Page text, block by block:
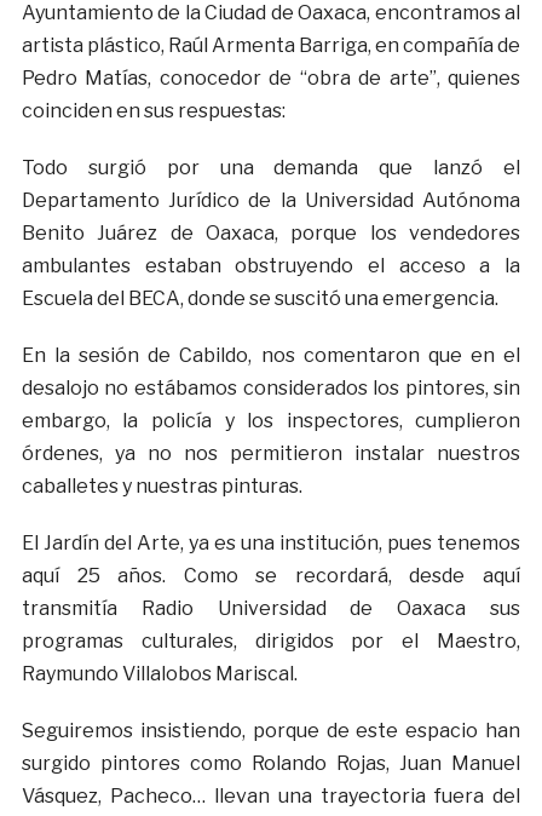
Ayuntamiento de la Ciudad de Oaxaca, encontramos al
artista plástico, Raúl Armenta Barriga, en compañía de
Pedro Matías, conocedor de “obra de arte”, quienes
coinciden en sus respuestas:
Todo surgió por una demanda que lanzó el
Departamento Jurídico de la Universidad Autónoma
Benito Juárez de Oaxaca, porque los vendedores
ambulantes estaban obstruyendo el acceso a la
Escuela del BECA, donde se suscitó una emergencia.
En la sesión de Cabildo, nos comentaron que en el
desalojo no estábamos considerados los pintores, sin
embargo, la policía y los inspectores, cumplieron
órdenes, ya no nos permitieron instalar nuestros
caballetes y nuestras pinturas.
El Jardín del Arte, ya es una institución, pues tenemos
aquí 25 años. Como se recordará, desde aquí
transmitía Radio Universidad de Oaxaca sus
programas culturales, dirigidos por el Maestro,
Raymundo Villalobos Mariscal.
Seguiremos insistiendo, porque de este espacio han
surgido pintores como Rolando Rojas, Juan Manuel
Vásquez, Pacheco… llevan una trayectoria fuera del